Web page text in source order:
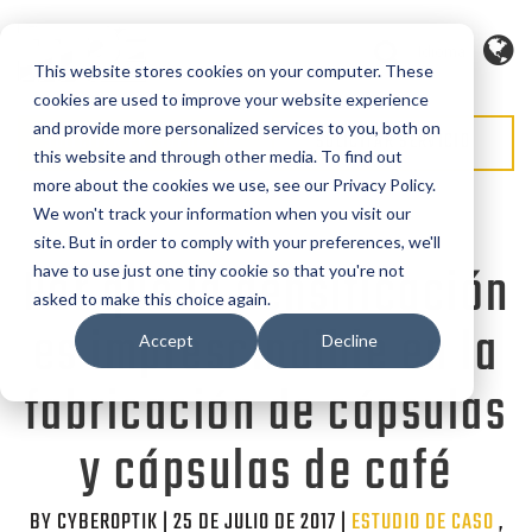
This website stores cookies on your computer. These
cookies are used to improve your website experience
and provide more personalized services to you, both on
this website and through other media. To find out
more about the cookies we use, see our Privacy Policy.
We won't track your information when you visit our
site. But in order to comply with your preferences, we'll
have to use just one tiny cookie so that you're not
asked to make this choice again.
Accept Decline
SOLICITAR PRESUPUESTO SOLICITAR SERVICIO
Por qué la densificación
es imprescindible en la
fabricación de cápsulas
y cápsulas de café
Categories
BY CYBEROPTIK | 25 DE JULIO DE 2017 | ESTUDIO DE CASO,